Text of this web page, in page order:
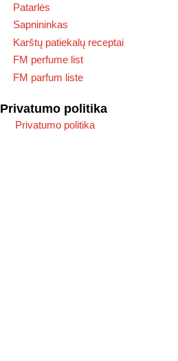
Patarlės
Sapnininkas
Karštų patiekalų receptai
FM perfume list
FM parfum liste
Privatumo politika
Privatumo politika